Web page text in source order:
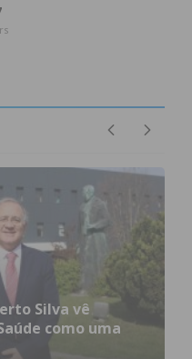
Silva vê
como uma